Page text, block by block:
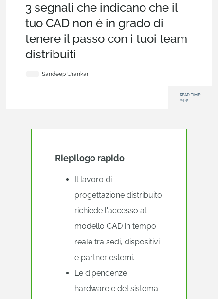
3 segnali che indicano che il
tuo CAD non è in grado di
tenere il passo con i tuoi team
distribuiti
Sandeep Urankar
READ TIME:
04:41
Riepilogo rapido
Il lavoro di
progettazione distribuito
richiede l'accesso al
modello CAD in tempo
reale tra sedi, dispositivi
e partner esterni.
Le dipendenze
hardware e del sistema